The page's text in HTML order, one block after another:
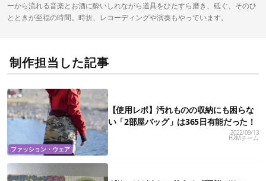
ーから流れる音楽とお酒に酔いしれながら道具をひたすら磨き、砥ぐ、そのひ
とときが至福の時間。時折、レコーディングや演奏もやっています。
制作担当した記事
ファッション・ウェア
【使用レポ】汚れものの収納にも困らな
い「2部屋バッグ」は365日有能だった！
2022/09/13
H2Mチーム